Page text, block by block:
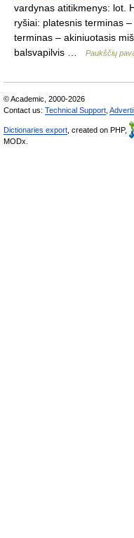
vardynas atitikmenys: lot.
ryšiai: platesnis terminas
terminas – akiniuotasis
balsvapilvis …
Paukščių
© Academic, 2000-2026
Contact us: Technical Support
Dictionaries export , created on PHP,
MODx.